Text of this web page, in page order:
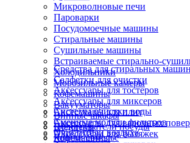
Микроволновые печи
Пароварки
Посудомоечные машины
Стиральные машины
Сушильные машины
Встраиваемые стирально-
Холодильники
Морозильные камеры
Кофемашины
Вакууматоры
Винные шкафы
Подогреватели посуды
Ящики сомелье
Блендеры
Кофемашины
Очистители воздуха
Системы очистки воды
Сменные модули фильтров
Аксессуары для тостеров
Аксессуары для миксеров
Аксессуары для плит
Аксессуары для варочных
Аксессуары для вытяжек
Средства для стиральных
Салфетки для очистки